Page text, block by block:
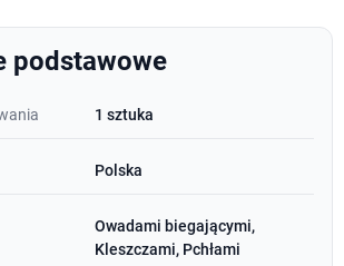
podstawowe
1 sztuka
Polska
Owadami biegającymi,
Kleszczami, Pchłami